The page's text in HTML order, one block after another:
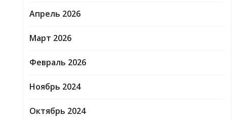
Апрель 2026
Март 2026
Февраль 2026
Ноябрь 2024
Октябрь 2024